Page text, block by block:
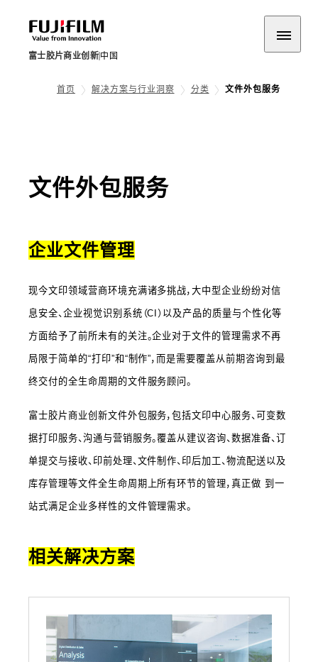
富士胶片商业创新 中国
首页 解决方案与行业洞察 分类 文件外包服务
文件外包服务
企业文件管理
现今文印领域营商环境充满诸多挑战，大中型企业纷纷对信
息安全、企业视觉识别系统（CI）以及产品的质量与个性化等
方面给予了前所未有的关注。企业对于文件的管理需求不再
局限于简单的“打印”和“制作”，而是需要覆盖从前期咨询到最
终交付的全生命周期的文件服务顾问。
富士胶片商业创新文件外包服务，包括文印中心服务、可变数
据打印服务、沟通与营销服务。覆盖从建议咨询、数据准备、订
单提交与接收、印前处理、文件制作、印后加工、物流配送以及
库存管理等文件全生命周期上所有环节的管理，真正做 到一
站式满足企业多样性的文件管理需求。
相关解决方案